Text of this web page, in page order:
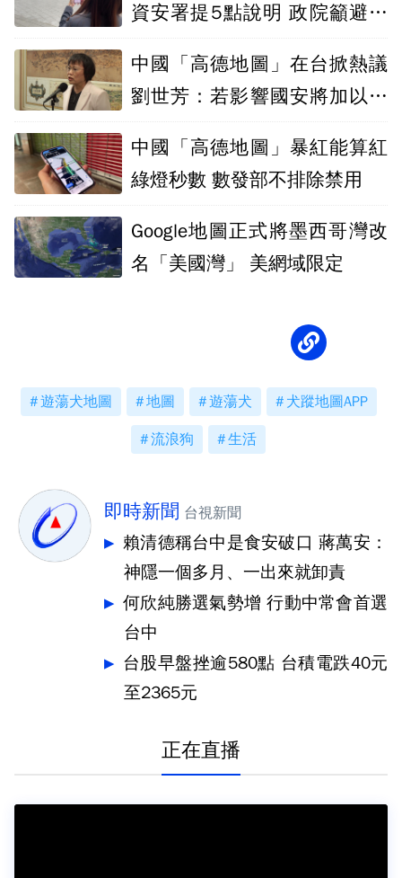
資安署提5點說明 政院籲避免
中國「高德地圖」在台掀熱議
劉世芳：若影響國安將加以禁
中國「高德地圖」暴紅能算紅
綠燈秒數 數發部不排除禁用
Google地圖正式將墨西哥灣改
名「美國灣」 美網域限定
遊蕩犬地圖 地圖 遊蕩犬 犬蹤地圖APP
流浪狗 生活
即時新聞 台視新聞
賴清德稱台中是食安破口 蔣萬安：
神隱一個多月、一出來就卸責
何欣純勝選氣勢增 行動中常會首選
台中
台股早盤挫逾580點 台積電跌40元
至2365元
正在直播